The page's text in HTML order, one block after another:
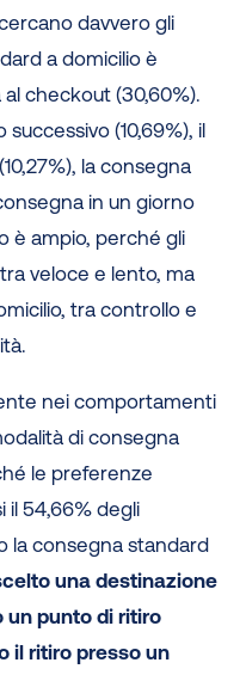
davvero gli
a domicilio è
checkout (30,60%).
(10,69%), il
la consegna
in un giorno
è ampio, perché gli
veloce e lento, ma
tra controllo e
nei comportamenti
di consegna
le preferenze
il 54,66% degli
la consegna standard
una destinazione
un punto di ritiro
il ritiro presso un